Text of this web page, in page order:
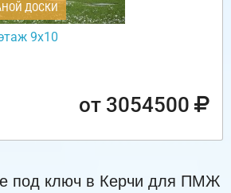
ДОСКИ
9х10
от 3054500
под ключ в Керчи для ПМЖ